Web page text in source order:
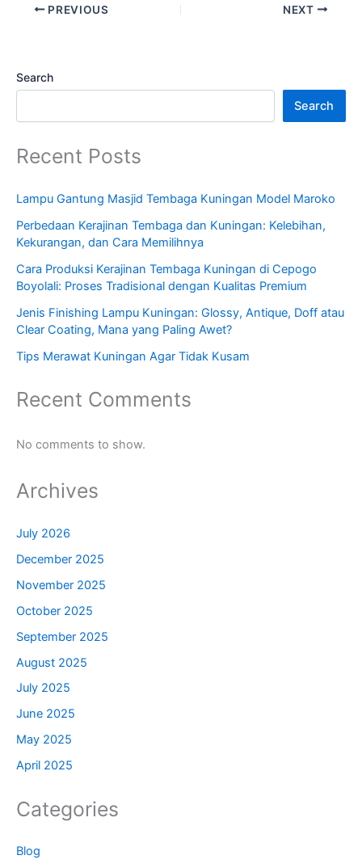
PREVIOUS NEXT
Search
Search
Recent Posts
Lampu Gantung Masjid Tembaga Kuningan Model Maroko
Perbedaan Kerajinan Tembaga dan Kuningan: Kelebihan,
Kekurangan, dan Cara Memilihnya
Cara Produksi Kerajinan Tembaga Kuningan di Cepogo
Boyolali: Proses Tradisional dengan Kualitas Premium
Jenis Finishing Lampu Kuningan: Glossy, Antique, Doff atau
Clear Coating, Mana yang Paling Awet?
Tips Merawat Kuningan Agar Tidak Kusam
Recent Comments
No comments to show.
Archives
July 2026
December 2025
November 2025
October 2025
September 2025
August 2025
July 2025
June 2025
May 2025
April 2025
Categories
Blog